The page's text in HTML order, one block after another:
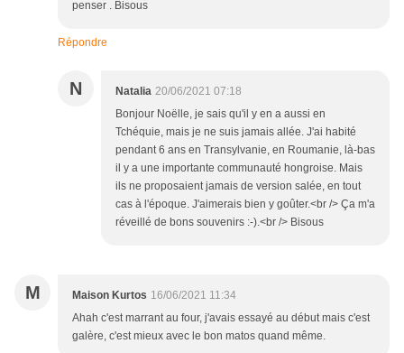
penser . Bisous
Répondre
N Natalia 20/06/2021 07:18
Bonjour Noëlle, je sais qu'il y en a aussi en
Tchéquie, mais je ne suis jamais allée. J'ai habité
pendant 6 ans en Transylvanie, en Roumanie, là-bas
il y a une importante communauté hongroise. Mais
ils ne proposaient jamais de version salée, en tout
cas à l'époque. J'aimerais bien y goûter.<br /> Ça m'a
réveillé de bons souvenirs :-).<br /> Bisous
M Maison Kurtos 16/06/2021 11:34
Ahah c'est marrant au four, j'avais essayé au début mais c'est
galère, c'est mieux avec le bon matos quand même.